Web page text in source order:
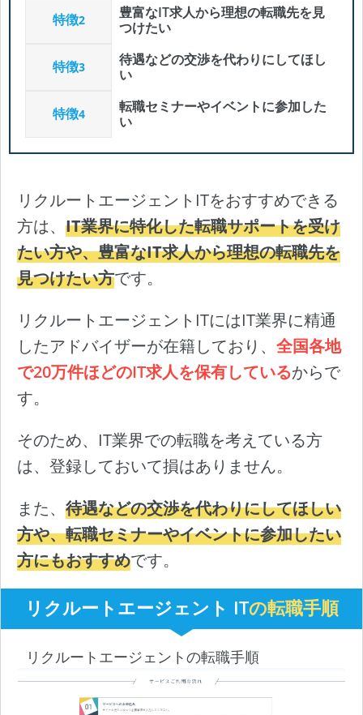
特徴2
豊富なIT求人から理想の転職先を見
つけたい
特徴3
待遇などの交渉を代わりにしてほし
い
特徴4
転職セミナーやイベントに参加した
い
リクルートエージェントITをおすすめできる
方は、 IT業界に特化した転職サポートを受け
たい方や、豊富なIT求人から理想の転職先を
見つけたい方です。
リクルートエージェントITにはIT業界に精通
したアドバイザーが在籍しており、 全国各地
で20万件ほどのIT求人を保有しているからで
す。
そのため、IT業界での転職を考えている方
は、登録しておいて損はありません。
また、 待遇などの交渉を代わりにしてほしい
方や、転職セミナーやイベントに参加したい
方にもおすすめです。
リクルートエージェント ITの転職手順
リクルートエージェントの転職手順